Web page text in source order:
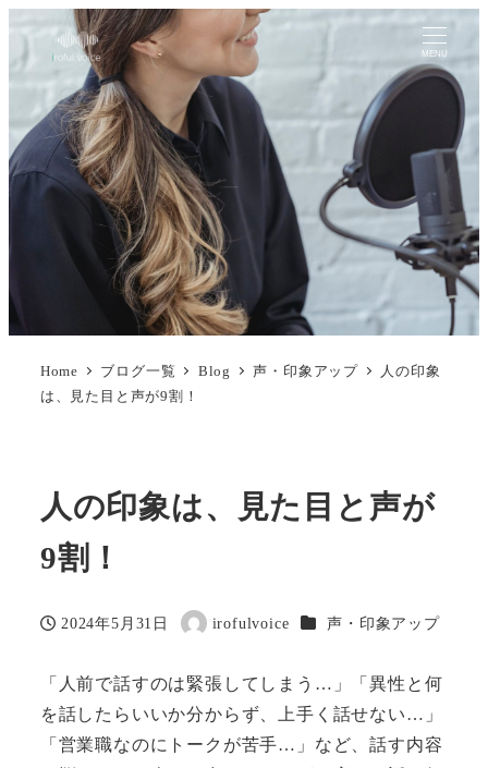
MENU
Home ブログ一覧 Blog 声・印象アップ
人の印象
は、見た目と声が9割！
人の印象は、見た目と声が
9割！
投稿日
2024年5月31日
著
irofulvoice カテゴリー
声・印象アップ
「人前で話すのは緊張してしまう…」「異性と何
を話したらいいか分からず、上手く話せない…」
「営業職なのにトークが苦手…」など、話す内容